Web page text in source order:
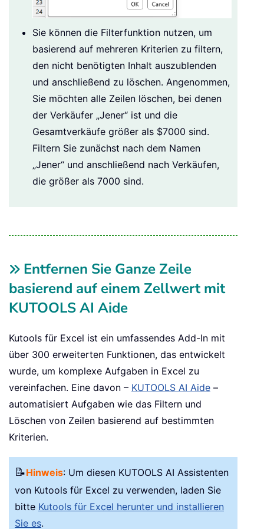
Sie können die Filterfunktion nutzen, um
basierend auf mehreren Kriterien zu filtern,
den nicht benötigten Inhalt auszublenden
und anschließend zu löschen. Angenommen,
Sie möchten alle Zeilen löschen, bei denen
der Verkäufer „Jener“ ist und die
Gesamtverkäufe größer als $7000 sind.
Filtern Sie zunächst nach dem Namen
„Jener“ und anschließend nach Verkäufen,
die größer als 7000 sind.
Entfernen Sie Ganze Zeile
basierend auf einem Zellwert mit
KUTOOLS AI Aide
Kutools für Excel ist ein umfassendes Add-In mit
über 300 erweiterten Funktionen, das entwickelt
wurde, um komplexe Aufgaben in Excel zu
vereinfachen. Eine davon – KUTOOLS AI Aide –
automatisiert Aufgaben wie das Filtern und
Löschen von Zeilen basierend auf bestimmten
Kriterien.
📝Hinweis: Um diesen KUTOOLS AI Assistenten
von Kutools für Excel zu verwenden, laden Sie
bitte Kutools für Excel herunter und installieren
Sie es.